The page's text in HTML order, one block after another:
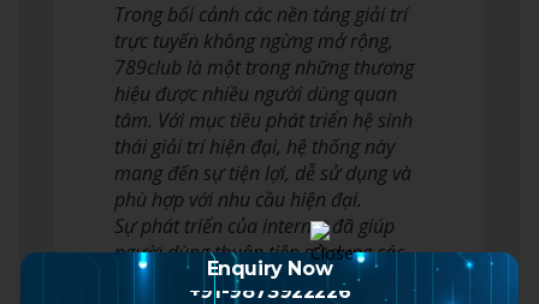
Trong bối cảnh các nền tảng giải trí
trực tuyến không ngừng mở rộng,
789club là một trong những thương
hiệu được nhiều người dùng quan
tâm. Với mục tiêu phát triển hệ sinh
thái giải trí hiện đại, hệ thống này
mang đến sự tiện lợi, dễ sử dụng và
phù hợp với nhu cầu hiện đại.
Sự phát triển của internet đã giúp
người dùng thuận tiện sử dụng các
d…
Read more
Enquiry Now
+91-9873922226